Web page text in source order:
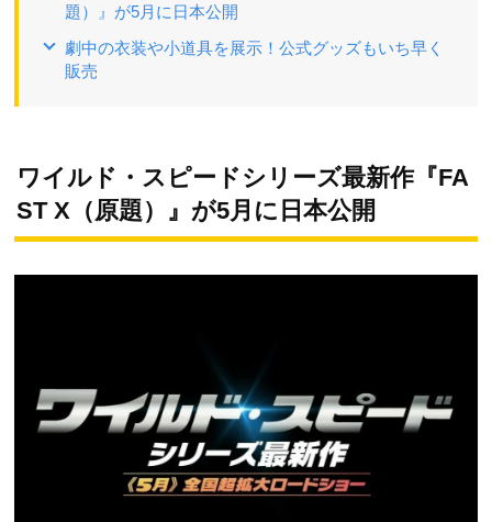
題）』が5月に日本公開
劇中の衣装や小道具を展示！公式グッズもいち早く
販売
ワイルド・スピードシリーズ最新作『FA
ST X（原題）』が5月に日本公開